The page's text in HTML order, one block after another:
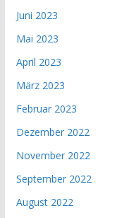
Juni 2023
Mai 2023
April 2023
März 2023
Februar 2023
Dezember 2022
November 2022
September 2022
August 2022